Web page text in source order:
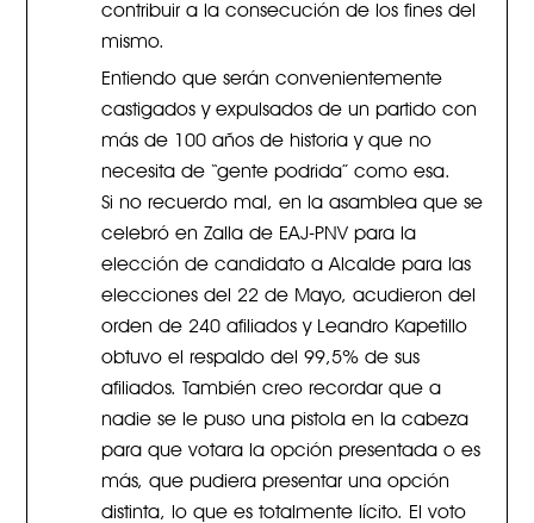
contribuir a la consecución de los fines del
mismo.
Entiendo que serán convenientemente
castigados y expulsados de un partido con
más de 100 años de historia y que no
necesita de “gente podrida” como esa.
Si no recuerdo mal, en la asamblea que se
celebró en Zalla de EAJ-PNV para la
elección de candidato a Alcalde para las
elecciones del 22 de Mayo, acudieron del
orden de 240 afiliados y Leandro Kapetillo
obtuvo el respaldo del 99,5% de sus
afiliados. También creo recordar que a
nadie se le puso una pistola en la cabeza
para que votara la opción presentada o es
más, que pudiera presentar una opción
distinta, lo que es totalmente lícito. El voto